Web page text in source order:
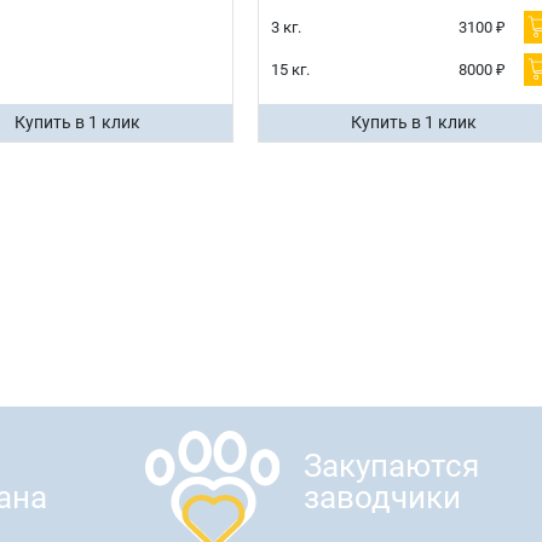
Купить в 1 клик
3 кг. 3100 ₽
15 кг. 8000 ₽
Купить в 1 клик
Закупаются
заводчики